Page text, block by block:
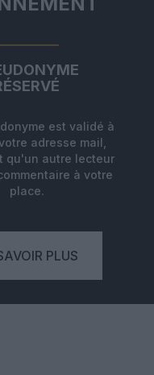
est validé à
adresse mail,
qu'un autre lecteur
à votre
place.
PLUS